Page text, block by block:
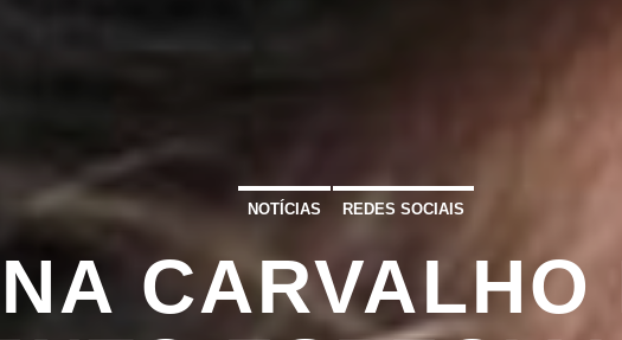
NOTÍCIAS REDES SOCIAIS
CARVALHO